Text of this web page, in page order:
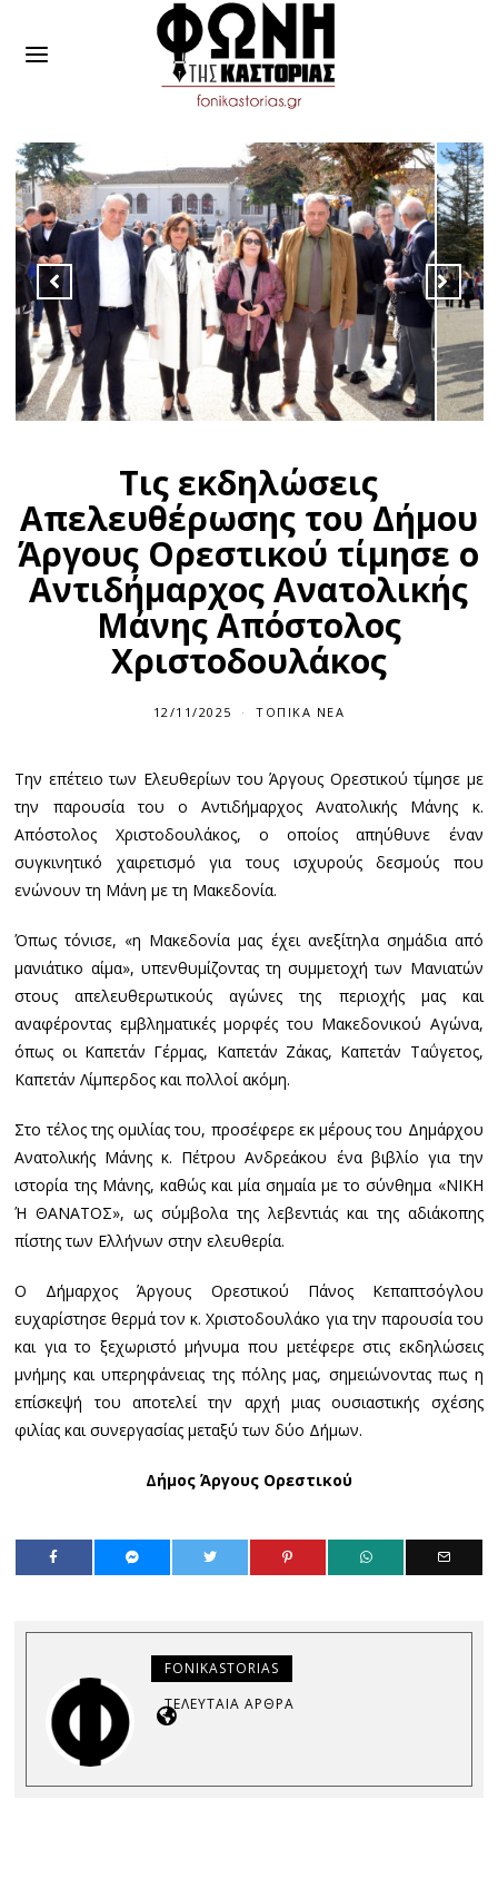
Τις εκδηλώσεις
Απελευθέρωσης του Δήμου
Άργους Ορεστικού τίμησε ο
Αντιδήμαρχος Ανατολικής
Μάνης Απόστολος
Χριστοδουλάκος
12/11/2025 ΤΟΠΙΚΆ ΝΈΑ
Την επέτειο των Ελευθερίων του Άργους Ορεστικού τίμησε με
την παρουσία του ο Αντιδήμαρχος Ανατολικής Μάνης κ.
Απόστολος Χριστοδουλάκος, ο οποίος απηύθυνε έναν
συγκινητικό χαιρετισμό για τους ισχυρούς δεσμούς που
ενώνουν τη Μάνη με τη Μακεδονία.
Όπως τόνισε, «η Μακεδονία μας έχει ανεξίτηλα σημάδια από
μανιάτικο αίμα», υπενθυμίζοντας τη συμμετοχή των Μανιατών
στους απελευθερωτικούς αγώνες της περιοχής μας και
αναφέροντας εμβληματικές μορφές του Μακεδονικού Αγώνα,
όπως οι Καπετάν Γέρμας, Καπετάν Ζάκας, Καπετάν Ταΰγετος,
Καπετάν Λίμπερδος και πολλοί ακόμη.
Στο τέλος της ομιλίας του, προσέφερε εκ μέρους του Δημάρχου
Ανατολικής Μάνης κ. Πέτρου Ανδρεάκου ένα βιβλίο για την
ιστορία της Μάνης, καθώς και μία σημαία με το σύνθημα «ΝΙΚΗ
Ή ΘΑΝΑΤΟΣ», ως σύμβολα της λεβεντιάς και της αδιάκοπης
πίστης των Ελλήνων στην ελευθερία.
Ο Δήμαρχος Άργους Ορεστικού Πάνος Κεπαπτσόγλου
ευχαρίστησε θερμά τον κ. Χριστοδουλάκο για την παρουσία του
και για το ξεχωριστό μήνυμα που μετέφερε στις εκδηλώσεις
μνήμης και υπερηφάνειας της πόλης μας, σημειώνοντας πως η
επίσκεψή του αποτελεί την αρχή μιας ουσιαστικής σχέσης
φιλίας και συνεργασίας μεταξύ των δύο Δήμων.
Δήμος Άργους Ορεστικού
FONIKASTORIAS
ΤΕΛΕΥΤΑΊΑ ΆΡΘΡΑ